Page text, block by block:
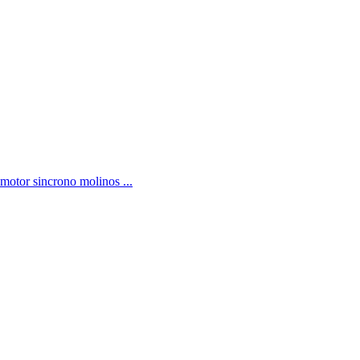
sincrono molinos ...